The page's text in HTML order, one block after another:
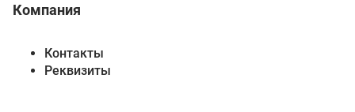
Компания
Контакты
Реквизиты